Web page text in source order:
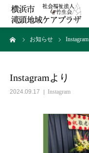
お知らせ Instagram
Instagramより
2024.09.17 Instagram
HOME
施設概要